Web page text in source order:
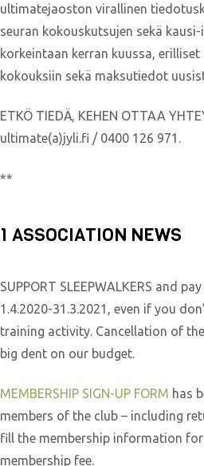
ultimatejaoston virallinen
seuran kokouskutsujen sekä
korkeintaan kerran kuussa,
kokouksiin sekä maksutiedot
ETKÖ TIEDÄ, KEHEN OTTAA
ultimate(a)jyli.fi / 0400 126 971.
**
1 ASSOCIATION NEWS
SUPPORT SLEEPWALKERS and
1.4.2020-31.3.2021, even if you
training activity. Cancellation of
big dent on our budget.
MEMBERSHIP SIGN-UP FORM has
members of the club – including
fill the membership information
membership fee.